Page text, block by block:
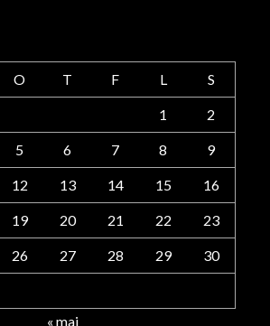
O T F L S
1 2
5 6 7 8 9
12 13 14 15 16
19 20 21 22 23
26 27 28 29 30
« maj